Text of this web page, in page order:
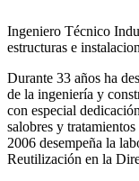
Ingeniero Técnico
estructuras e
Durante 33 años ha
de la ingeniería y
con especial
salobres y
2006 desempeña la
Reutilización en la